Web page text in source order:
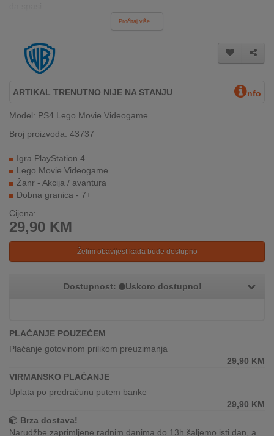
PONUDI
KONTAKT
KUPOVINA
NA
RATE
REKLAMACIJA
I
SERVIS
O
NAMA
KATALOZI
KUPOVINA
IZ
INOSTRANSTVA
OZNAKE
ENERGETSKE
DIGITALIS
Pročitaj više...
ARTIKAL TRENUTNO NIJE NA STANJU nfo
Model: PS4 Lego Movie Videogame
Broj proizvoda: 43737
Igra PlayStation 4
Lego Movie Videogame
Žanr - Akcija / avantura
Dobna granica - 7+
Cijena:
29,90 KM
Želim obavijest kada bude dostupno
Dostupnost: Uskoro dostupno!
PLAĆANJE POUZEĆEM
Plaćanje gotovinom prilikom preuzimanja
29,90 KM
VIRMANSKO PLAĆANJE
Uplata po predračunu putem banke
29,90 KM
Brza dostava!
Narudžbe zaprimljene radnim danima do 13h šaljemo isti dan, a